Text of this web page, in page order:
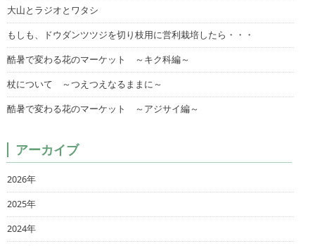
大山とラジオとワタシ
もしも、ドウダンツツジを切り枝用に営利栽培したら・・・
酷暑で変わる花のマーケット ～キク科編～
杖について ～つえつえなるままに～
酷暑で変わる花のマーケット ～アジサイ編～
アーカイブ
2026年
2025年
2024年